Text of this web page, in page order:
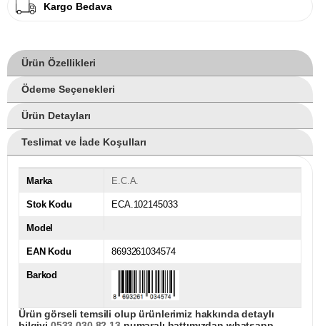
Kargo Bedava
Ürün Özellikleri
Ödeme Seçenekleri
Ürün Detayları
Teslimat ve İade Koşulları
Marka E.C.A.
Stok Kodu ECA.102145033
Model
EAN Kodu 8693261034574
Barkod
Ürün görseli temsili olup ürünlerimiz hakkında detaylı